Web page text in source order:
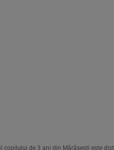
copilului de 3 ani din Mărășești este